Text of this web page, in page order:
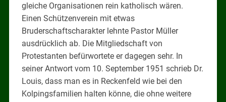
gleiche Organisationen rein katholisch wären.
Einen Schützenverein mit etwas
Bruderschaftscharakter lehnte Pastor Müller
ausdrücklich ab. Die Mitgliedschaft von
Protestanten befürwortete er dagegen sehr. In
seiner Antwort vom 10. September 1951 schrieb Dr.
Louis, dass man es in Reckenfeld wie bei den
Kolpingsfamilien halten könne, die ohne weitere